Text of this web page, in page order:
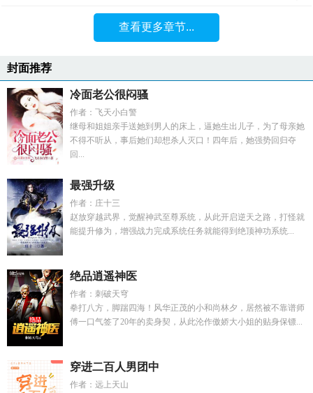
查看更多章节...
封面推荐
冷面老公很闷骚
作者：飞天小白警
继母和姐姐亲手送她到男人的床上，逼她生出儿子，为了母亲她
不得不听从，事后她们却想杀人灭口！四年后，她强势回归夺
回...
最强升级
作者：庄十三
赵放穿越武界，觉醒神武至尊系统，从此开启逆天之路，打怪就
能提升修为，增强战力完成系统任务就能得到绝顶神功系统...
绝品逍遥神医
作者：刺破天穹
拳打八方，脚踹四海！风华正茂的小和尚林夕，居然被不靠谱师
傅一口气签了20年的卖身契，从此沦作傲娇大小姐的贴身保镖...
穿进二百人男团中
作者：远上天山